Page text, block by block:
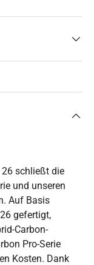
26 schließt die
und unseren
Auf Basis
gefertigt,
Carbon-
Pro-Serie
Kosten. Dank